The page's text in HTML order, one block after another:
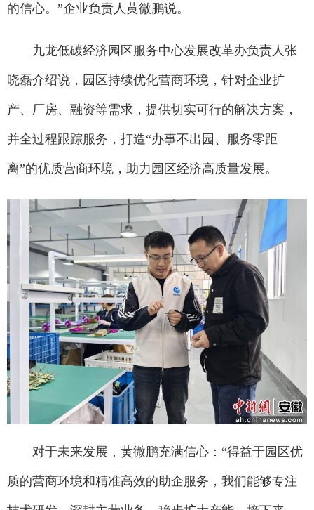
的信心。”企业负责人黄微鹏说。
九龙低碳经济园区服务中心发展改革办负责人张
晓磊介绍说，园区持续优化营商环境，针对企业扩
产、厂房、融资等需求，提供切实可行的解决方案，
并全过程跟踪服务，打造“办事不出园、服务零距
离”的优质营商环境，助力园区经济高质量发展。
对于未来发展，黄微鹏充满信心：“得益于园区优
质的营商环境和精准高效的助企服务，我们能够专注